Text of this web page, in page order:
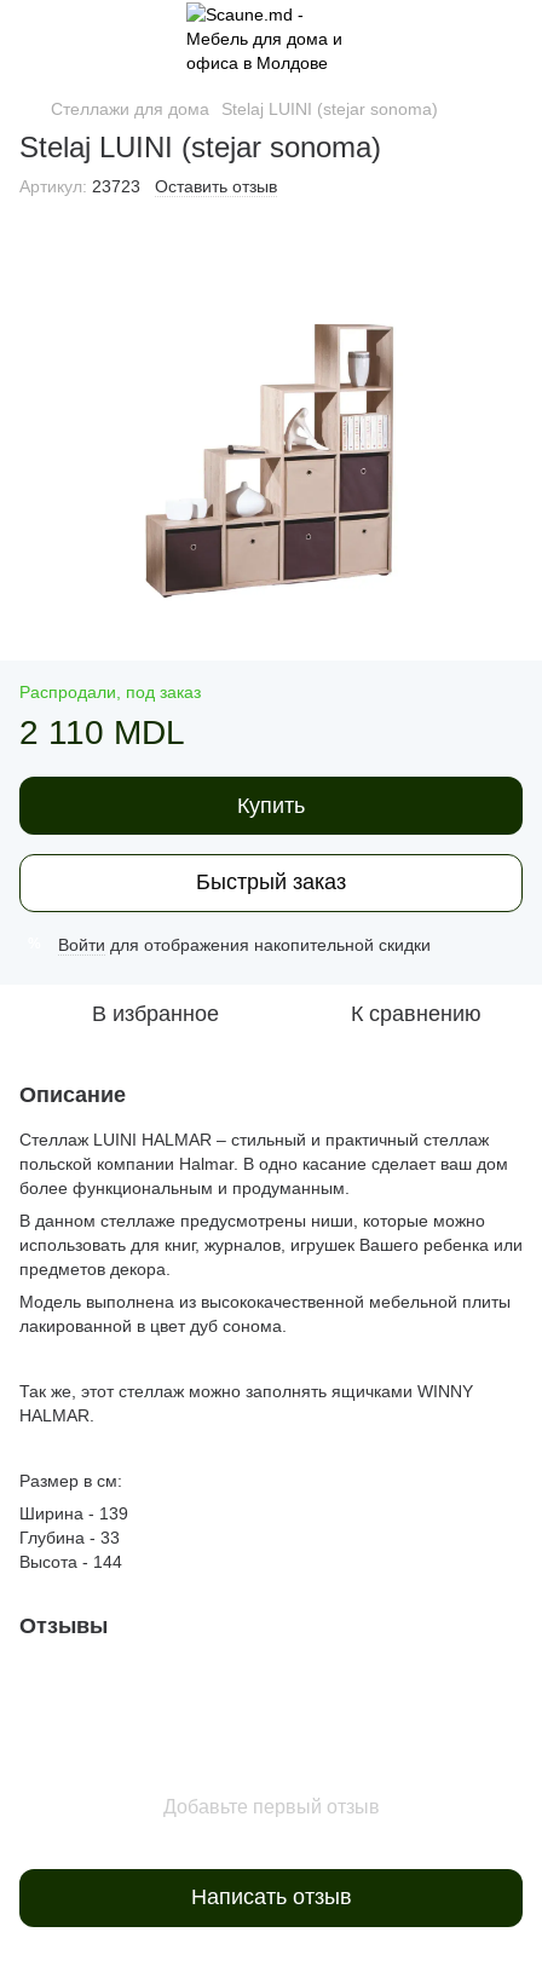
Стеллажи для дома Stelaj LUINI (stejar sonoma)
Stelaj LUINI (stejar sonoma)
Артикул: 23723 Оставить отзыв
Распродали, под заказ
2 110 MDL
Купить
Быстрый заказ
Войти для отображения накопительной скидки
В избранное К сравнению
Описание
Стеллаж LUINI HALMAR – стильный и практичный стеллаж
польской компании Halmar. В одно касание сделает ваш дом
более функциональным и продуманным.
В данном стеллаже предусмотрены ниши, которые можно
использовать для книг, журналов, игрушек Вашего ребенка или
предметов декора.
Модель выполнена из высококачественной мебельной плиты
лакированной в цвет дуб сонома.
Так же, этот стеллаж можно заполнять ящичками WINNY
HALMAR.
Размер в см:
Ширина - 139
Глубина - 33
Высота - 144
Отзывы
Добавьте первый отзыв
Написать отзыв